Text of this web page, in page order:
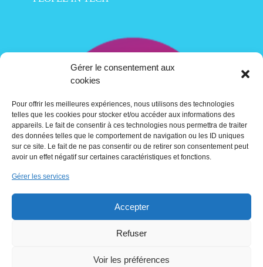
Gérer le consentement aux
cookies
Pour offrir les meilleures expériences, nous utilisons des technologies
telles que les cookies pour stocker et/ou accéder aux informations des
appareils. Le fait de consentir à ces technologies nous permettra de traiter
des données telles que le comportement de navigation ou les ID uniques
sur ce site. Le fait de ne pas consentir ou de retirer son consentement peut
avoir un effet négatif sur certaines caractéristiques et fonctions.
Gérer les services
Accepter
Refuser
Voir les préférences
Crédits